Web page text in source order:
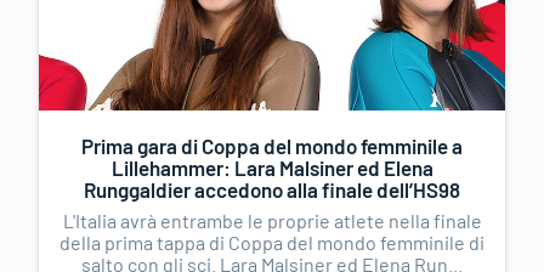
Prima gara di Coppa del mondo femminile a
Lillehammer: Lara Malsiner ed Elena
Runggaldier accedono alla finale dell’HS98
L'Italia avrà entrambe le proprie atlete nella finale
della prima tappa di Coppa del mondo femminile di
salto con gli sci. Lara Malsiner ed Elena Run...